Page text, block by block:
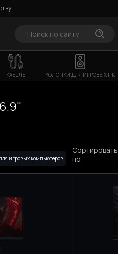
КАБЕЛЬ КОЛОНКИ ДЛЯ ИГРОВЫХ ПК
игровых компьютеров
Сортировать
по